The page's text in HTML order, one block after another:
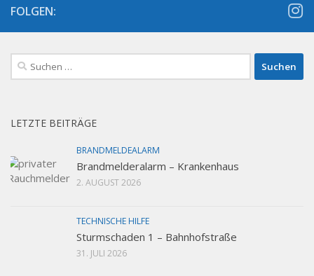
FOLGEN:
Suchen
nach:
LETZTE BEITRÄGE
BRANDMELDEALARM
Brandmelderalarm – Krankenhaus
2. AUGUST 2026
TECHNISCHE HILFE
Sturmschaden 1 – Bahnhofstraße
31. JULI 2026